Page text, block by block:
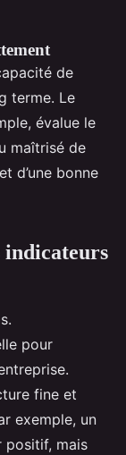
de
terme. Le
évalue le
maîtrisé de
d’une bonne
pour
fine et
exemple, un
positif, mais